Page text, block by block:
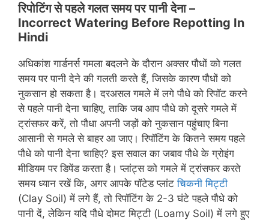
रिपोटिंग से पहले गलत समय पर पानी देना –
Incorrect Watering Before Repotting In
Hindi
अधिकांश गार्डनर्स गमला बदलने के दौरान अक्सर पौधों को गलत
समय पर पानी देने की गलती करते हैं, जिसके कारण पौधों को
नुकसान हो सकता है। दरअसल गमले में लगे पौधे को रिपॉट करने
से पहले पानी देना चाहिए, ताकि जब आप पौधे को दूसरे गमले में
ट्रांसफर करें, तो पौधा अपनी जड़ों को नुकसान पहुंचाए बिना
आसानी से गमले से बाहर आ जाए। रिपॉटिंग के कितने समय पहले
पौधे को पानी देना चाहिए? इस सवाल का जबाव पौधे के ग्रोइंग
मीडियम पर डिपेंड करता है। प्लांट्स को गमले में ट्रांसफर करते
समय ध्यान रखें कि, अगर आपके पॉटेड प्लांटचिकनी मिट्टी
(Clay Soil) में लगे हैं, तो रिपॉटिंग के 2-3 घंटे पहले पौधे को
पानी दें, लेकिन यदि पौधे दोमट मिट्टी (Loamy Soil) में लगे हुए